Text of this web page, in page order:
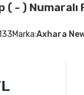
( - ) Numaralı
Marka:Axhara